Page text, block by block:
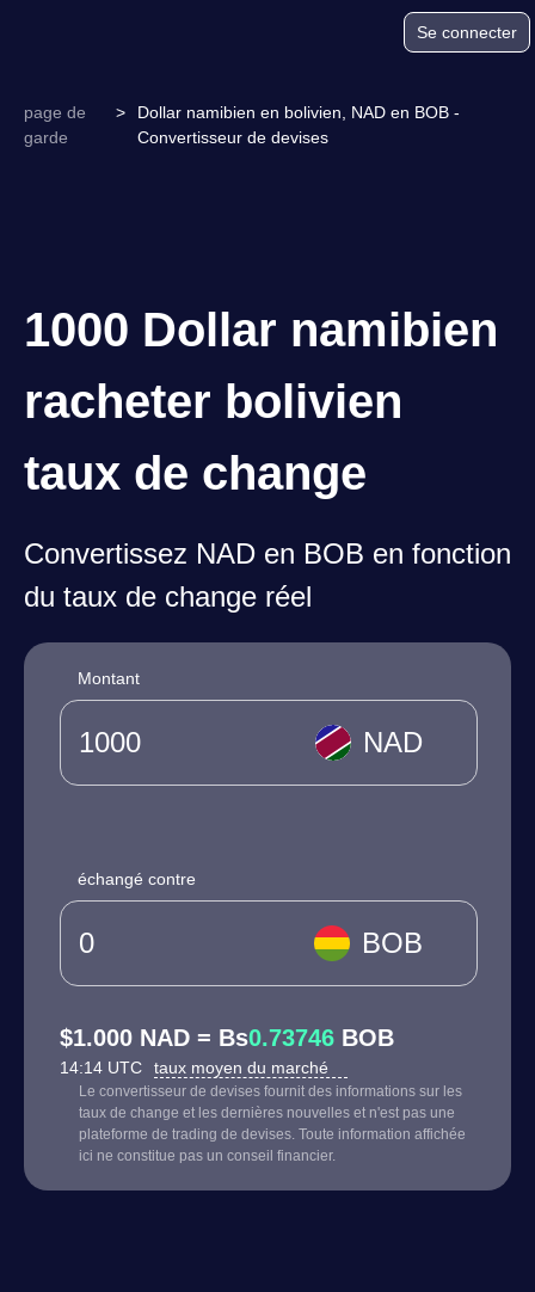
Se connecter
page de
garde
>
Dollar namibien en bolivien, NAD en BOB -
Convertisseur de devises
1000 Dollar namibien
racheter bolivien
taux de change
Convertissez NAD en BOB en fonction
du taux de change réel
Montant
NAD
échangé contre
BOB
$1.000 NAD = Bs0.73746 BOB
14:14 UTC taux moyen du marché
Le convertisseur de devises fournit des informations sur les
taux de change et les dernières nouvelles et n'est pas une
plateforme de trading de devises. Toute information affichée
ici ne constitue pas un conseil financier.